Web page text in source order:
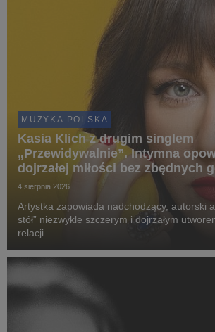
MUZYKA POLSKA
Kasia Klich z drugim singlem
„Przewidywalnie”. Intymna
dojrzałej miłości bez zbędnych
4 sierpnia 2026
Artystka zapowiada nadchodzący, autorski
stół” niezwykle szczerym i dojrzałym
relacji.